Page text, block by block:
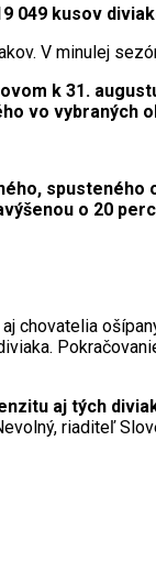
049 kusov
V minulej
k 31.
vo vybraných
spusteného
o 20
chovatelia
aj tých
riaditeľ